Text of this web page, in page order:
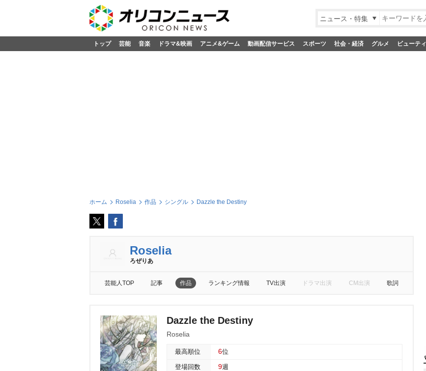
ニュース・特集
トップ 芸能 音楽 ドラマ&映画 アニメ&ゲーム 動画配信サービス スポーツ 社会・経済 グルメ ビューティ
ホーム Roselia 作品 シングル Dazzle the Destiny
Roselia
ろぜりあ
芸能人TOP 記事 作品 ランキング情報 TV出演 ドラマ出演 CM出演 歌詞
Dazzle the Destiny
Roselia
最高順位 6位
登場回数 9週